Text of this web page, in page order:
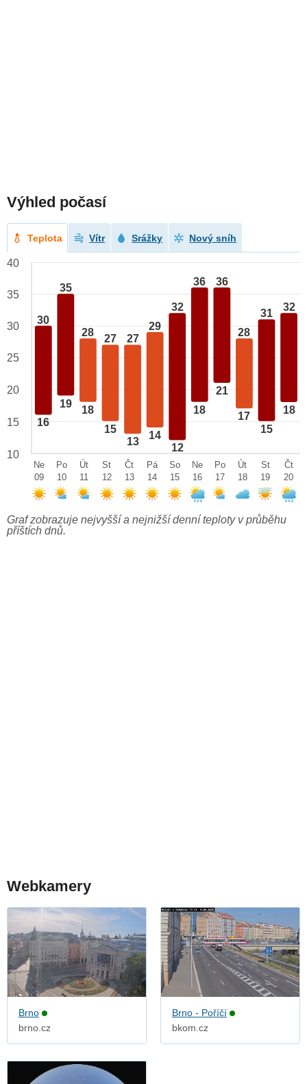
Výhled počasí
Teplota Vítr Srážky Nový sníh
30
16
35
19
28
18
27
15
27
13
29
14
32
12
36
18
36
21
28
17
31
15
32
18
40
35
30
25
20
15
10
Ne
09
Po
10
Út
11
St
12
Čt
13
Pá
14
So
15
Ne
16
Po
17
Út
18
St
19
Čt
20
Graf zobrazuje nejvyšší a nejnižší denní teploty v průběhu
příštích dnů.
Webkamery
Brno
brno.cz
Brno - Poříčí
bkom.cz